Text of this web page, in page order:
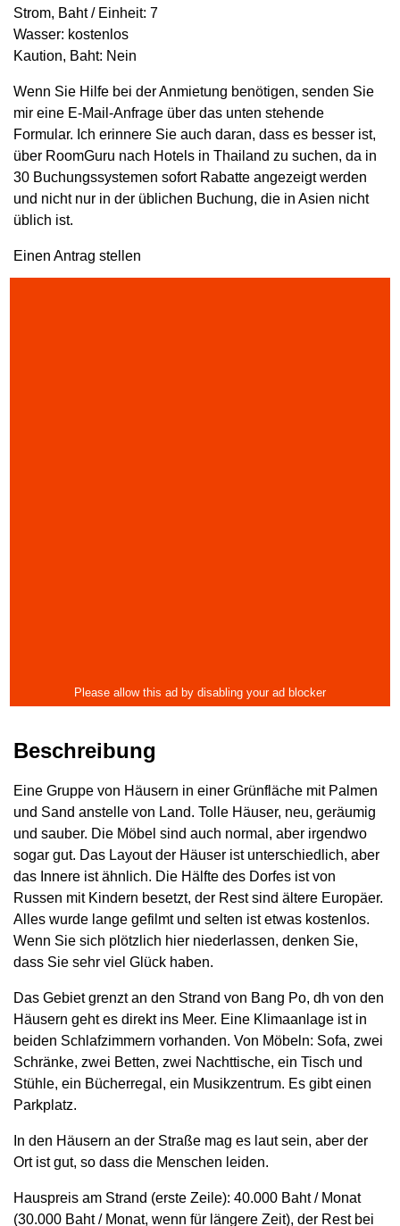
Strom, Baht / Einheit: 7
Wasser: kostenlos
Kaution, Baht: Nein
Wenn Sie Hilfe bei der Anmietung benötigen, senden Sie
mir eine E-Mail-Anfrage über das unten stehende
Formular. Ich erinnere Sie auch daran, dass es besser ist,
über RoomGuru nach Hotels in Thailand zu suchen, da in
30 Buchungssystemen sofort Rabatte angezeigt werden
und nicht nur in der üblichen Buchung, die in Asien nicht
üblich ist.
Einen Antrag stellen
Beschreibung
Eine Gruppe von Häusern in einer Grünfläche mit Palmen
und Sand anstelle von Land. Tolle Häuser, neu, geräumig
und sauber. Die Möbel sind auch normal, aber irgendwo
sogar gut. Das Layout der Häuser ist unterschiedlich, aber
das Innere ist ähnlich. Die Hälfte des Dorfes ist von
Russen mit Kindern besetzt, der Rest sind ältere Europäer.
Alles wurde lange gefilmt und selten ist etwas kostenlos.
Wenn Sie sich plötzlich hier niederlassen, denken Sie,
dass Sie sehr viel Glück haben.
Das Gebiet grenzt an den Strand von Bang Po, dh von den
Häusern geht es direkt ins Meer. Eine Klimaanlage ist in
beiden Schlafzimmern vorhanden. Von Möbeln: Sofa, zwei
Schränke, zwei Betten, zwei Nachttische, ein Tisch und
Stühle, ein Bücherregal, ein Musikzentrum. Es gibt einen
Parkplatz.
In den Häusern an der Straße mag es laut sein, aber der
Ort ist gut, so dass die Menschen leiden.
Hauspreis am Strand (erste Zeile): 40.000 Baht / Monat
(30.000 Baht / Monat, wenn für längere Zeit), der Rest bei